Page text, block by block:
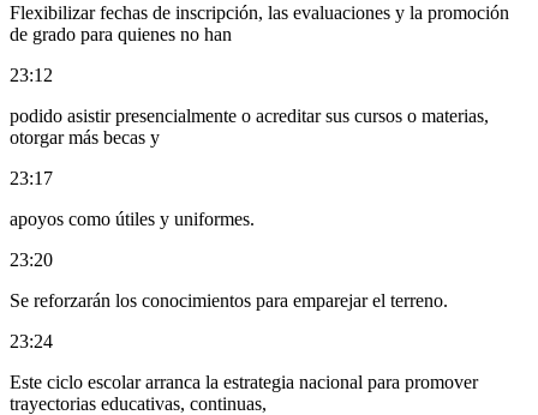
Flexibilizar fechas de inscripción, las evaluaciones y la promoción
de grado para quienes no han
23:12
podido asistir presencialmente o acreditar sus cursos o materias,
otorgar más becas y
23:17
apoyos como útiles y uniformes.
23:20
Se reforzarán los conocimientos para emparejar el terreno.
23:24
Este ciclo escolar arranca la estrategia nacional para promover
trayectorias educativas, continuas,